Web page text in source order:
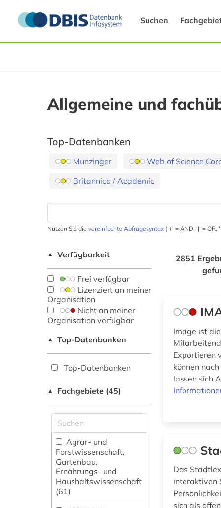
Suchen
Allgemeine und
Top-Datenbanken
Munzinger Web of Science
Britannica / Academic
Nutzen Sie die vereinfachte Abfragesyntax ('+' = AND, '|' = OR,
▲ Verfügbarkeit
Frei verfügbar
Lizenziert an meiner
Organisation
Nicht an meiner
Organisation verfügbar
▲ Top-Datenbanken
Top-Datenbanken
▲ Fachgebiete (45)
Agrar- und
Forstwissenschaft,
Gartenbau,
Ernährungs- und
Haushaltswissenschaft
(61)
2851
Image ist
Exportieren
können
lassen sich
Das
interaktiven
sich als